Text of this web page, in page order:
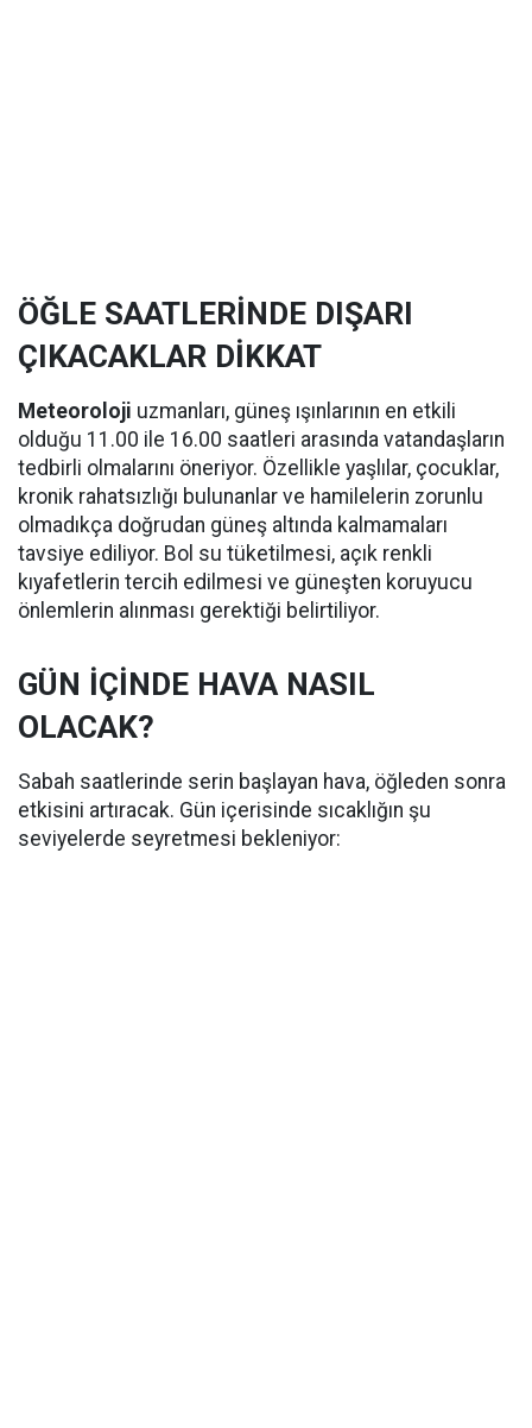
ÖĞLE SAATLERİNDE DIŞARI
ÇIKACAKLAR DİKKAT
Meteoroloji uzmanları, güneş ışınlarının en etkili
olduğu 11.00 ile 16.00 saatleri arasında vatandaşların
tedbirli olmalarını öneriyor. Özellikle yaşlılar, çocuklar,
kronik rahatsızlığı bulunanlar ve hamilelerin zorunlu
olmadıkça doğrudan güneş altında kalmamaları
tavsiye ediliyor. Bol su tüketilmesi, açık renkli
kıyafetlerin tercih edilmesi ve güneşten koruyucu
önlemlerin alınması gerektiği belirtiliyor.
GÜN İÇİNDE HAVA NASIL
OLACAK?
Sabah saatlerinde serin başlayan hava, öğleden sonra
etkisini artıracak. Gün içerisinde sıcaklığın şu
seviyelerde seyretmesi bekleniyor: